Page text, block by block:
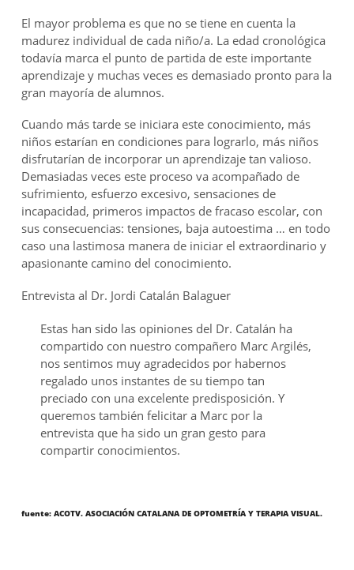
El mayor problema es que no se tiene en cuenta la
madurez individual de cada niño/a. La edad cronológica
todavía marca el punto de partida de este importante
aprendizaje y muchas veces es demasiado pronto para la
gran mayoría de alumnos.
Cuando más tarde se iniciara este conocimiento, más
niños estarían en condiciones para lograrlo, más niños
disfrutarían de incorporar un aprendizaje tan valioso.
Demasiadas veces este proceso va acompañado de
sufrimiento, esfuerzo excesivo, sensaciones de
incapacidad, primeros impactos de fracaso escolar, con
sus consecuencias: tensiones, baja autoestima … en todo
caso una lastimosa manera de iniciar el extraordinario y
apasionante camino del conocimiento.
Entrevista al Dr. Jordi Catalán Balaguer
Estas han sido las opiniones del Dr. Catalán ha
compartido con nuestro compañero Marc Argilés,
nos sentimos muy agradecidos por habernos
regalado unos instantes de su tiempo tan
preciado con una excelente predisposición. Y
queremos también felicitar a Marc por la
entrevista que ha sido un gran gesto para
compartir conocimientos.
fuente: ACOTV. ASOCIACIÓN CATALANA DE OPTOMETRÍA Y TERAPIA VISUAL.